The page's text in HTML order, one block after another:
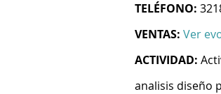
TELÉFONO:
VENTAS: Ver
ACTIVIDAD:
analisis diseño